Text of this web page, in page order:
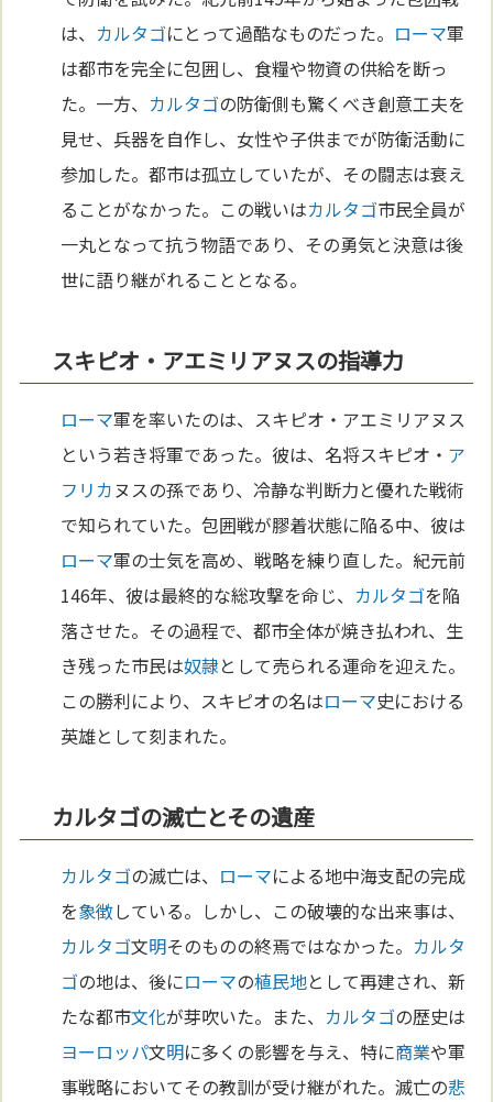
は、 カルタゴにとって過酷なものだった。 ローマ軍
は都市を完全に包囲し、食糧や物資の供給を断っ
た。一方、 カルタゴの防衛側も驚くべき創意工夫を
見せ、兵器を自作し、女性や子供までが防衛活動に
参加した。都市は孤立していたが、その闘志は衰え
ることがなかった。この戦いはカルタゴ市民全員が
一丸となって抗う物語であり、その勇気と決意は後
世に語り継がれることとなる。
スキピオ・アエミリアヌスの指導力
ローマ軍を率いたのは、スキピオ・アエミリアヌス
という若き将軍であった。彼は、名将スキピオ・ ア
フリカヌスの孫であり、冷静な判断力と優れた戦術
で知られていた。包囲戦が膠着状態に陥る中、彼は
ローマ軍の士気を高め、戦略を練り直した。紀元前
146年、彼は最終的な総攻撃を命じ、 カルタゴを陥
落させた。その過程で、都市全体が焼き払われ、生
き残った市民は奴隷として売られる運命を迎えた。
この勝利により、スキピオの名はローマ史における
英雄として刻まれた。
カルタゴの滅亡とその遺産
カルタゴの滅亡は、 ローマによる地中海支配の完成
を象徴している。しかし、この破壊的な出来事は、
カルタゴ文明そのものの終焉ではなかった。 カルタ
ゴの地は、後にローマの植民地として再建され、新
たな都市文化が芽吹いた。また、 カルタゴの歴史は
ヨーロッパ文明に多くの影響を与え、特に商業や軍
事戦略においてその教訓が受け継がれた。滅亡の悲